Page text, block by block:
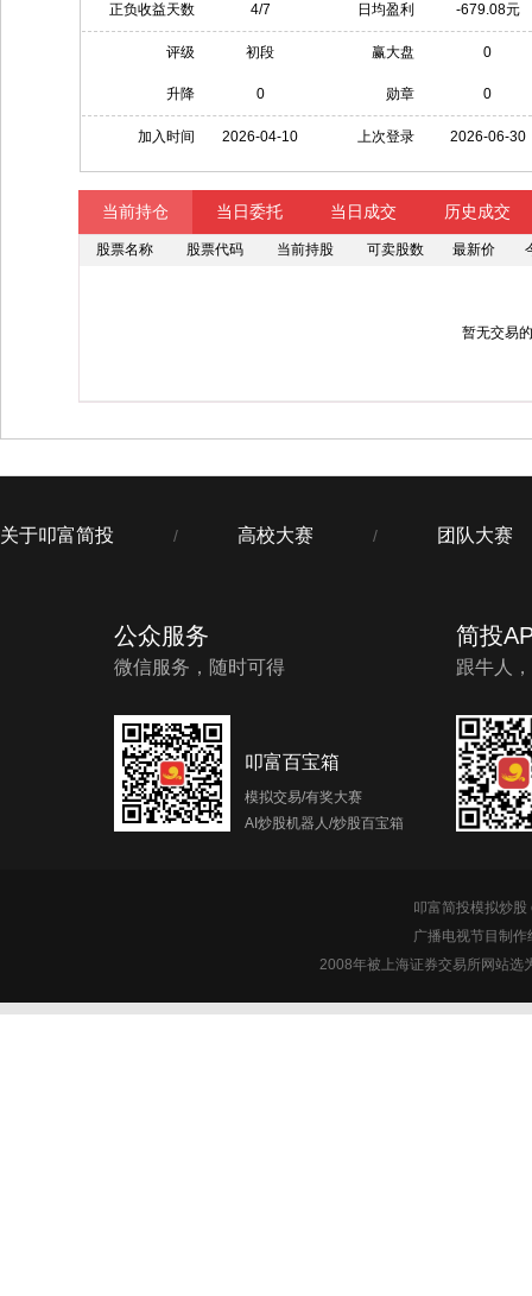
正负收益天数 4/7 日均盈利 -679.08元
评级 初段 赢大盘 0
升降 0 勋章 0
加入时间 2026-04-10 上次登录 2026-06-30
当前持仓 当日委托 当日成交 历史成交
股票名称 股票代码 当前持股 可卖股数 最新价
暂无交易
关于叩富简投 / 高校大赛 / 团队大赛
公众服务
微信服务，随时可得
叩富百宝箱
模拟交易/有奖大赛
AI炒股机器人/炒股百宝箱
简投
跟牛人
叩富简投模拟炒
广播电视节目制
2008年被上海证券交易所网站选